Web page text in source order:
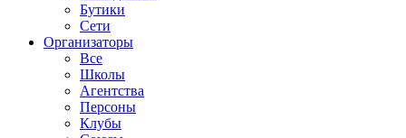
Бутики
Сети
Организаторы
Все
Школы
Агентства
Персоны
Клубы